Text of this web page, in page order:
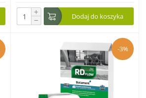
+
− Dodaj do koszyka
-3%